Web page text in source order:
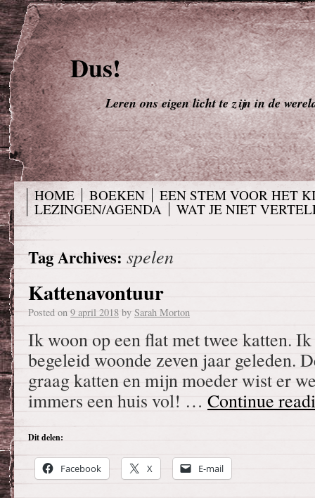
Dus!
Leren ons eigen licht te zijn in de
HOME BOEKEN
EEN STEM VOOR HET
LEZINGEN/AGENDA
WAT JE NIET
Tag Archives: spelen
Kattenavontuur
Posted on 9 april 2018 by Sarah Morton
Ik woon op een flat met twee katten.
begeleid woonde zeven jaar geleden.
graag katten en mijn moeder wist er
immers een huis vol! … Continue
Dit delen:
Facebook X E-mail